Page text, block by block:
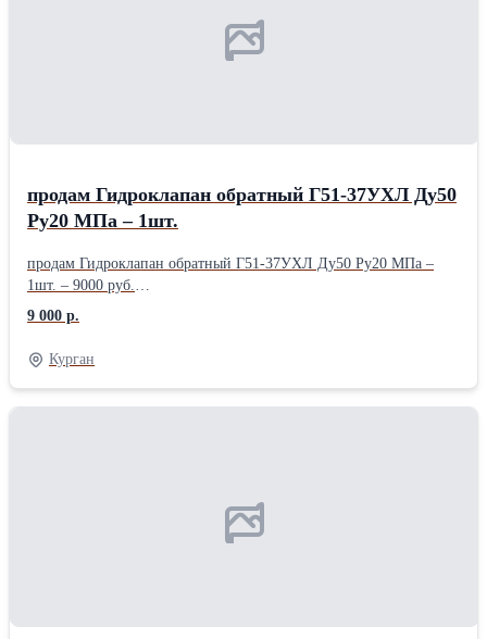
продам Гидроклапан обратный Г51-37УХЛ Ду50
Ру20 МПа – 1шт.
продам Гидроклапан обратный Г51-37УХЛ Ду50 Ру20 МПа –
1шт. – 9000 руб.
9 000 р.
Курган